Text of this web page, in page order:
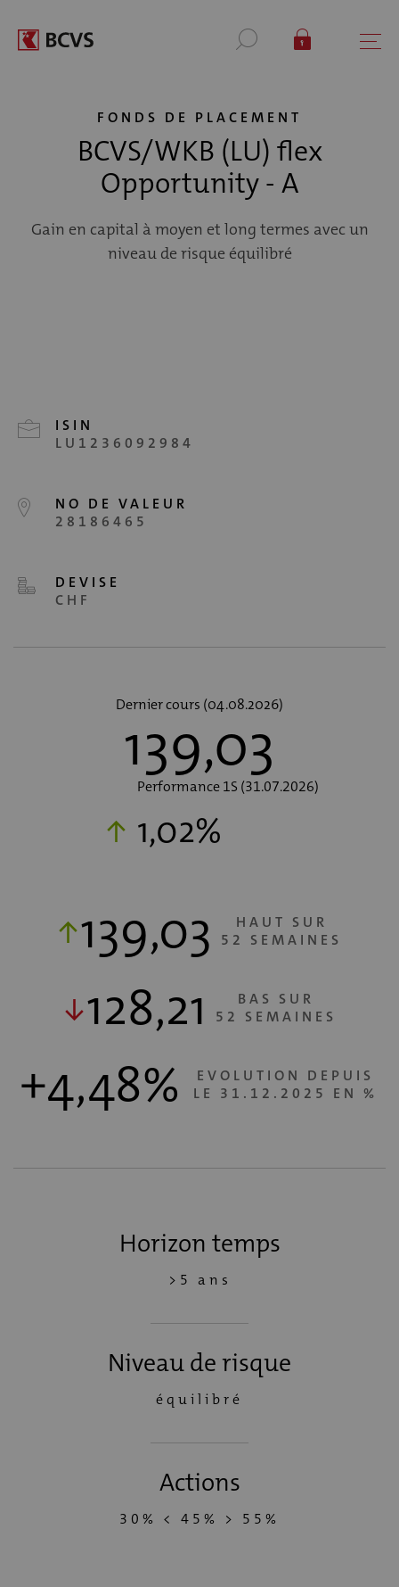
FONDS DE PLACEMENT
BCVS/WKB (LU) flex
Opportunity - A
Gain en capital à moyen et long termes avec un
niveau de risque équilibré
ISIN
LU1236092984
NO DE VALEUR
28186465
DEVISE
CHF
Dernier cours (04.08.2026)
139,03
Performance 1S (31.07.2026)
1,02%
139,03
HAUT SUR
52 SEMAINES
128,21
BAS SUR
52 SEMAINES
+4,48%
EVOLUTION DEPUIS
LE 31.12.2025 EN %
Horizon temps
>5 ans
Niveau de risque
équilibré
Actions
30% < 45% > 55%